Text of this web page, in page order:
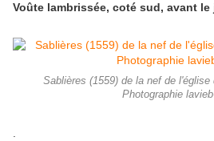
Voûte lambrissée, coté sud, avant le
Sablières (1559) de la nef de l'église
Photographie
.